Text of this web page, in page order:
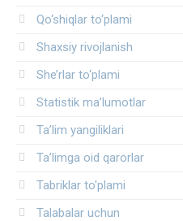
Qo‘shiqlar to‘plami
Shaxsiy rivojlanish
She’rlar to‘plami
Statistik ma’lumotlar
Ta’lim yangiliklari
Ta’limga oid qarorlar
Tabriklar to'plami
Talabalar uchun